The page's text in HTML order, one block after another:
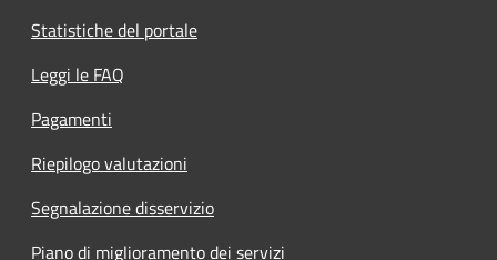
Statistiche del portale
Leggi le FAQ
Pagamenti
Riepilogo valutazioni
Segnalazione disservizio
Piano di miglioramento dei servizi